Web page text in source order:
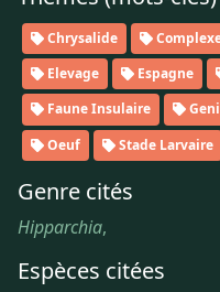
Chrysalide
Elevage
Espagne
Faune Insulaire
Oeuf
Stade Larvaire
Genre cités
Hipparchia,
Espèces citées